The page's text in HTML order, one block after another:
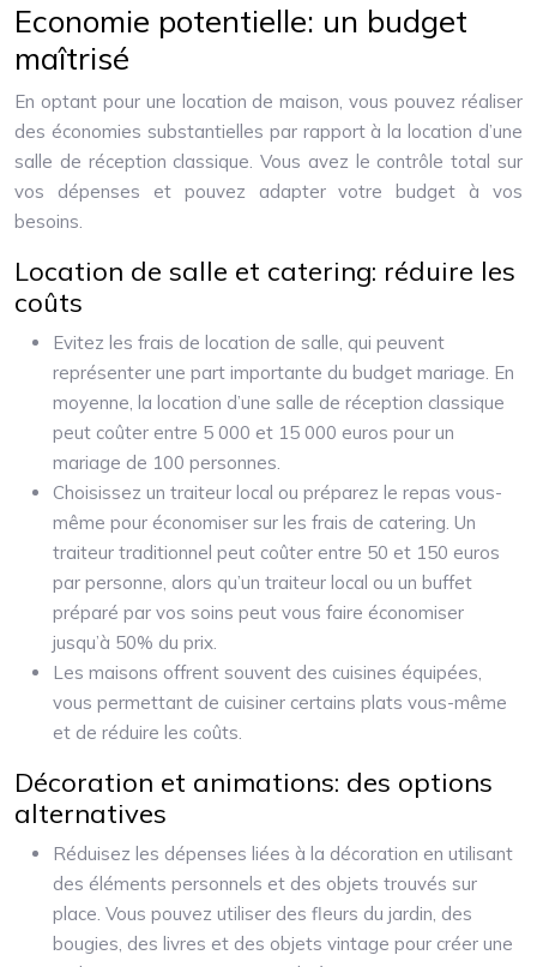
Economie potentielle: un budget
maîtrisé
En optant pour une location de maison, vous pouvez réaliser
des économies substantielles par rapport à la location d’une
salle de réception classique. Vous avez le contrôle total sur
vos dépenses et pouvez adapter votre budget à vos
besoins.
Location de salle et catering: réduire les
coûts
Evitez les frais de location de salle, qui peuvent
représenter une part importante du budget mariage. En
moyenne, la location d’une salle de réception classique
peut coûter entre 5 000 et 15 000 euros pour un
mariage de 100 personnes.
Choisissez un traiteur local ou préparez le repas vous-
même pour économiser sur les frais de catering. Un
traiteur traditionnel peut coûter entre 50 et 150 euros
par personne, alors qu’un traiteur local ou un buffet
préparé par vos soins peut vous faire économiser
jusqu’à 50% du prix.
Les maisons offrent souvent des cuisines équipées,
vous permettant de cuisiner certains plats vous-même
et de réduire les coûts.
Décoration et animations: des options
alternatives
Réduisez les dépenses liées à la décoration en utilisant
des éléments personnels et des objets trouvés sur
place. Vous pouvez utiliser des fleurs du jardin, des
bougies, des livres et des objets vintage pour créer une